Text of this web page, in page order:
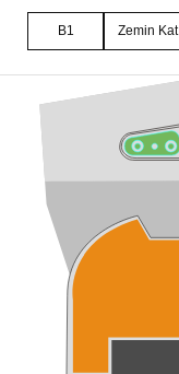
B1 Zemin Kat